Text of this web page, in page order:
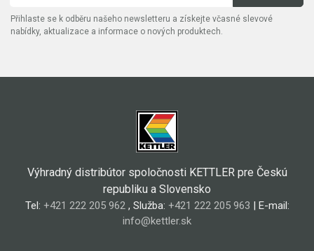
Přihlaste se k odběru našeho newsletteru a získejte včasné slevové
nabídky, aktualizace a informace o nových produktech.
Výhradný distribútor spoločnosti KETTLER pre Českú
republiku a Slovensko
Tel: +421 222 205 962, Služba: +421 222 205 963 | E-mail:
info@kettler.sk